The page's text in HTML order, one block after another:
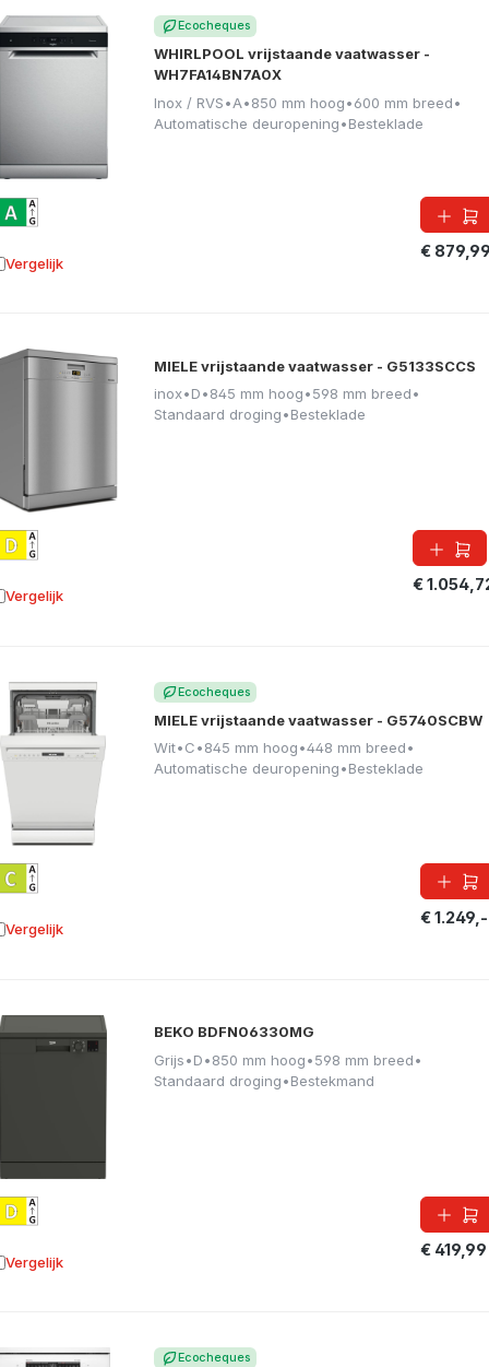
Ecocheques
WHIRLPOOL vrijstaande vaatwasser -
WH7FA14BN7A0X
Inox / RVS•A•850 mm hoog•600 mm breed•
Automatische deuropening•Besteklade
€
Vergelijk aan vergelijking
MIELE vrijstaande vaatwasser - G5133SCCS
inox•D•845 mm hoog•598 mm breed•
Standaard droging•Besteklade
€
Vergelijk aan vergelijking
Ecocheques
MIELE vrijstaande vaatwasser - G5740SCBW
Wit•C•845 mm hoog•448 mm breed•
Automatische deuropening•Besteklade
€ 1.249,-
Vergelijk aan vergelijking
BEKO BDFN06330MG
Grijs•D•850 mm hoog•598 mm breed•
Standaard droging•Bestekmand
€ 419,99
Vergelijk aan vergelijking
Ecocheques